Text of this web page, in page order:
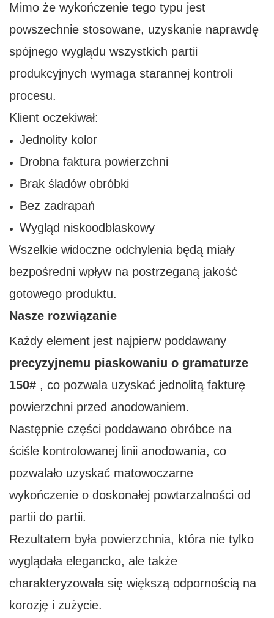
Mimo że wykończenie tego typu jest
powszechnie stosowane, uzyskanie naprawdę
spójnego wyglądu wszystkich partii
produkcyjnych wymaga starannej kontroli
procesu.
Klient oczekiwał:
Jednolity kolor
Drobna faktura powierzchni
Brak śladów obróbki
Bez zadrapań
Wygląd niskoodblaskowy
Wszelkie widoczne odchylenia będą miały
bezpośredni wpływ na postrzeganą jakość
gotowego produktu.
Nasze rozwiązanie
Każdy element jest najpierw poddawany
precyzyjnemu piaskowaniu o gramaturze
150# , co pozwala uzyskać jednolitą fakturę
powierzchni przed anodowaniem.
Następnie części poddawano obróbce na
ściśle kontrolowanej linii anodowania, co
pozwalało uzyskać matowoczarne
wykończenie o doskonałej powtarzalności od
partii do partii.
Rezultatem była powierzchnia, która nie tylko
wyglądała elegancko, ale także
charakteryzowała się większą odpornością na
korozję i zużycie.